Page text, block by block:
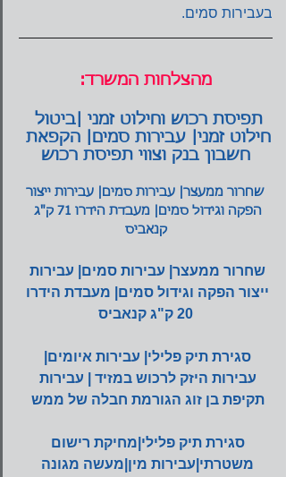
בעבירות סמים.
מהצלחות המשרד:
תפיסת רכוש וחילוט זמני |ביטול
חילוט זמני| עבירות סמים| הקפאת
חשבון בנק וצווי תפיסת רכוש
שחרור ממעצר| עבירות סמים| עבירות ייצור
הפקה וגידול סמים| מעבדת הידרו 71 ק"ג
קנאביס
שחרור ממעצר| עבירות סמים| עבירות
ייצור הפקה וגידול סמים| מעבדת הידרו
20 ק"ג קנאביס
סגירת תיק פלילי| עבירות איומים|
עבירות היזק לרכוש במזיד | עבירות
תקיפת בן זוג הגורמת חבלה של ממש
סגירת תיק פלילי|מחיקת רישום
משטרתי|עבירות מין|מעשה מגונה